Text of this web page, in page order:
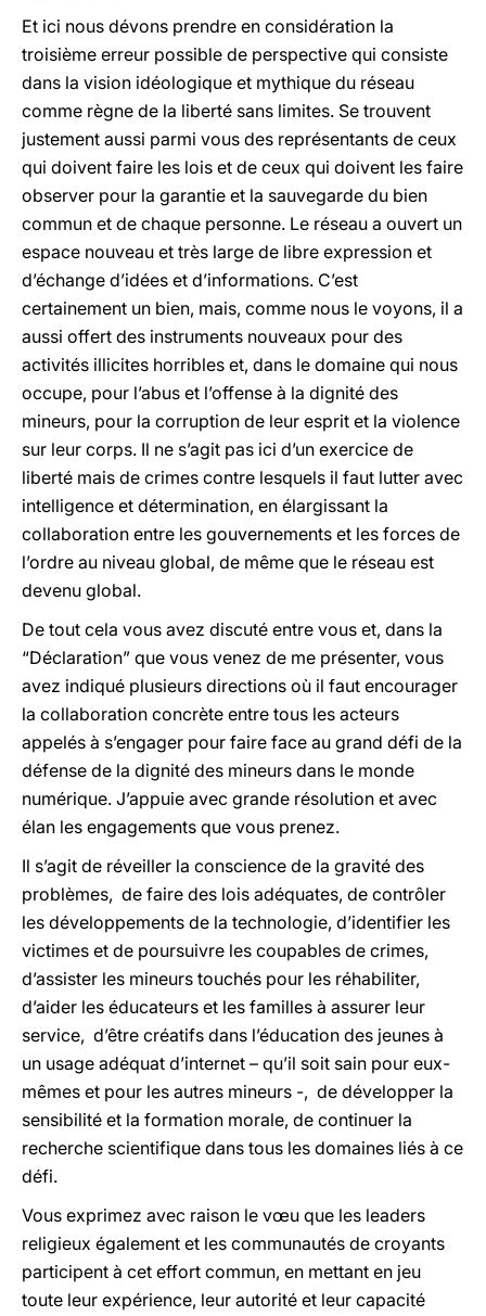
Et ici nous dévons prendre en considération la
troisième erreur possible de perspective qui consiste
dans la vision idéologique et mythique du réseau
comme règne de la liberté sans limites. Se trouvent
justement aussi parmi vous des représentants de ceux
qui doivent faire les lois et de ceux qui doivent les faire
observer pour la garantie et la sauvegarde du bien
commun et de chaque personne. Le réseau a ouvert un
espace nouveau et très large de libre expression et
d’échange d’idées et d’informations. C’est
certainement un bien, mais, comme nous le voyons, il a
aussi offert des instruments nouveaux pour des
activités illicites horribles et, dans le domaine qui nous
occupe, pour l’abus et l’offense à la dignité des
mineurs, pour la corruption de leur esprit et la violence
sur leur corps. Il ne s’agit pas ici d’un exercice de
liberté mais de crimes contre lesquels il faut lutter avec
intelligence et détermination, en élargissant la
collaboration entre les gouvernements et les forces de
l’ordre au niveau global, de même que le réseau est
devenu global.
De tout cela vous avez discuté entre vous et, dans la
“Déclaration” que vous venez de me présenter, vous
avez indiqué plusieurs directions où il faut encourager
la collaboration concrète entre tous les acteurs
appelés à s’engager pour faire face au grand défi de la
défense de la dignité des mineurs dans le monde
numérique. J’appuie avec grande résolution et avec
élan les engagements que vous prenez.
Il s’agit de réveiller la conscience de la gravité des
problèmes, de faire des lois adéquates, de contrôler
les développements de la technologie, d’identifier les
victimes et de poursuivre les coupables de crimes,
d’assister les mineurs touchés pour les réhabiliter,
d’aider les éducateurs et les familles à assurer leur
service, d’être créatifs dans l’éducation des jeunes à
un usage adéquat d’internet – qu’il soit sain pour eux-
mêmes et pour les autres mineurs -, de développer la
sensibilité et la formation morale, de continuer la
recherche scientifique dans tous les domaines liés à ce
défi.
Vous exprimez avec raison le vœu que les leaders
religieux également et les communautés de croyants
participent à cet effort commun, en mettant en jeu
toute leur expérience, leur autorité et leur capacité